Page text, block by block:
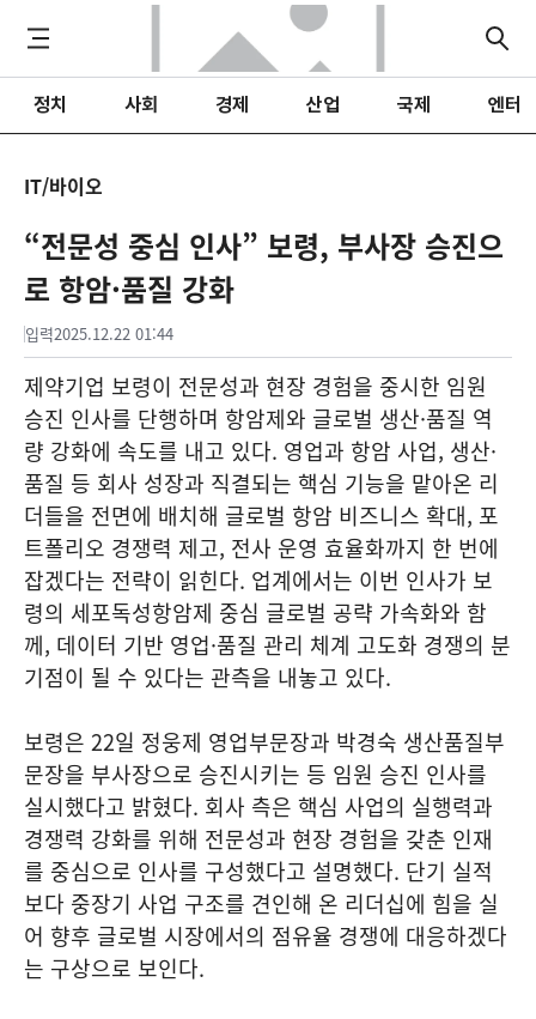
정치 사회 경제 산업 국제 엔터
IT/바이오
“전문성 중심 인사” 보령, 부사장 승진으
로 항암·품질 강화
입력2025.12.22 01:44
제약기업 보령이 전문성과 현장 경험을 중시한 임원
승진 인사를 단행하며 항암제와 글로벌 생산·품질 역
량 강화에 속도를 내고 있다. 영업과 항암 사업, 생산·
품질 등 회사 성장과 직결되는 핵심 기능을 맡아온 리
더들을 전면에 배치해 글로벌 항암 비즈니스 확대, 포
트폴리오 경쟁력 제고, 전사 운영 효율화까지 한 번에
잡겠다는 전략이 읽힌다. 업계에서는 이번 인사가 보
령의 세포독성항암제 중심 글로벌 공략 가속화와 함
께, 데이터 기반 영업·품질 관리 체계 고도화 경쟁의 분
기점이 될 수 있다는 관측을 내놓고 있다.
보령은 22일 정웅제 영업부문장과 박경숙 생산품질부
문장을 부사장으로 승진시키는 등 임원 승진 인사를
실시했다고 밝혔다. 회사 측은 핵심 사업의 실행력과
경쟁력 강화를 위해 전문성과 현장 경험을 갖춘 인재
를 중심으로 인사를 구성했다고 설명했다. 단기 실적
보다 중장기 사업 구조를 견인해 온 리더십에 힘을 실
어 향후 글로벌 시장에서의 점유율 경쟁에 대응하겠다
는 구상으로 보인다.